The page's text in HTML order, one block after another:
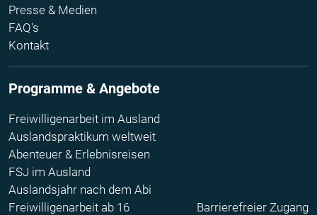
Presse & Medien
FAQ's
Kontakt
Programme & Angebote
Freiwilligenarbeit im Ausland
Auslandspraktikum weltweit
Abenteuer & Erlebnisreisen
FSJ im Ausland
Auslandsjahr nach dem Abi
Freiwilligenarbeit ab 16
Barrierefreier Zugang